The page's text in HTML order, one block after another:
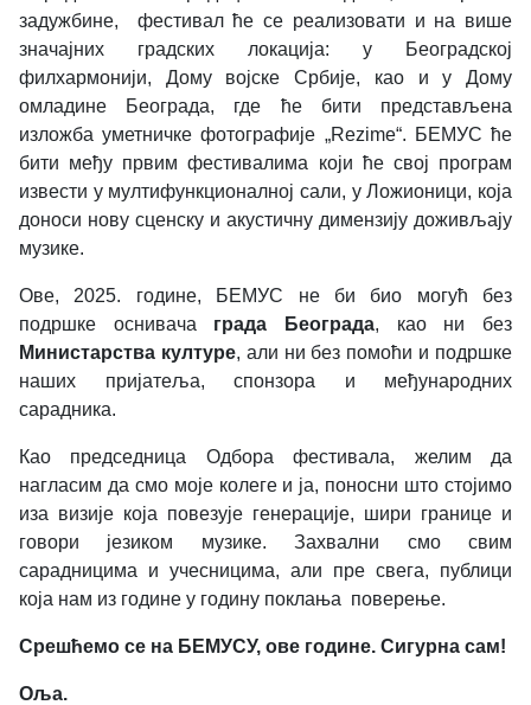
задужбине, фестивал ће се реализовати и на више
значајних градских локација: у Београдској
филхармонији, Дому војске Србије, као и у Дому
омладине Београда, где ће бити представљена
изложба уметничке фотографије „Rezime“. БЕМУС ће
бити међу првим фестивалима који ће свој програм
извести у мултифункционалној сали, у Ложионици, која
доноси нову сценску и акустичну димензију доживљају
музике.
Ове, 2025. године, БЕМУС не би био могућ без
подршке оснивача града Београда, као ни без
Министарства културе, али ни без помоћи и подршке
наших пријатеља, спонзора и међународних
сарадника.
Као председница Одбора фестивала, желим да
нагласим да смо моје колеге и ја, поносни што стојимо
иза визије која повезује генерације, шири границе и
говори језиком музике. Захвални смо свим
сарадницима и учесницима, али пре свега, публици
која нам из године у годину поклања поверење.
Срешћемо се на БЕМУСУ, ове године. Сигурна сам!
Оља.